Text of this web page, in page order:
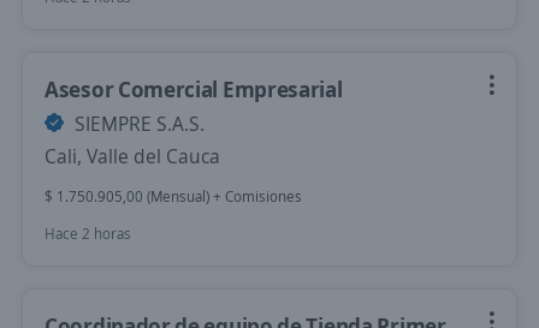
Asesor Comercial Empresarial
SIEMPRE S.A.S.
Cali, Valle del Cauca
$ 1.750.905,00 (Mensual) + Comisiones
Hace 2 horas